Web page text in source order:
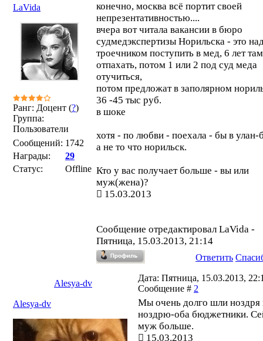
LaVida
Ранг: Доцент (?)
Группа:
Пользователи
Сообщений: 1742
Награды:
29
Статус:
Offline
конечно, москва всё портит своей
непрезентативностью....
вчера вот читала вакансии в бюро
судмедэкспертизы Норильска - это
троечником поступить в мед, 6 лет там
отпахать, потом 1 или 2 под суд меда
отучиться,
потом предложат в заполярном
36 -45 тыс руб.
в шоке
хотя - по любви - поехала - бы в улан-
а не то что норильск.
Кто у вас получает больше - вы или
муж(жена)?
15.03.2013
Сообщение отредактировал LaVida -
Пятница, 15.03.2013, 21:14
Ответить
Alesya-dv
Дата: Пятница, 15.03.2013,
Сообщение # 2
Alesya-dv
Мы очень долго шли ноздря
ноздрю-оба бюджетники.
муж больше.
15.03.2013